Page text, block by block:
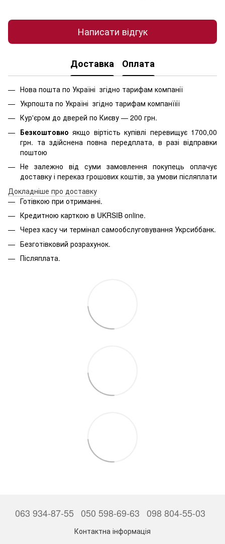
Написати відгук
Доставка Оплата
Нова пошта по Україні згідно тарифам компанії
Укрпошта по Україні згідно тарифам компанїїії
Кур'єром до дверей по Києву — 200 грн.
Безкоштовно якщо віртість купівлі перевищує 1700,00
грн. та здійснена повна передплата, в разі відправки
поштою
Не залежно від суми замовлення покупець оплачує
доставку і переказ грошових коштів, за умови післяплати
Докладніше про доставку
Готівкою при отриманні.
Кредитною карткою в UKRSIB online.
Через касу чи термінал самообслуговування Укрсиббанк.
Безготівковий розрахунок.
Післяплата.
063 934-87-55 050 598-69-63 098 804-55-03
Контактна інформація